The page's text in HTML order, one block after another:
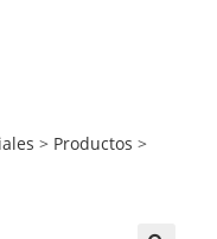
> Productos >